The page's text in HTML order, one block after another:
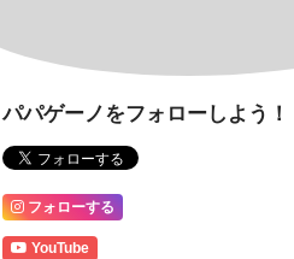
パパゲーノをフォローしよう！
フォローする
YouTube